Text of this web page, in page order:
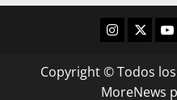
Copyright © Todos
MoreNews